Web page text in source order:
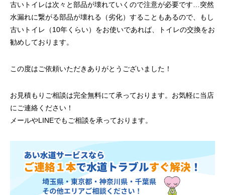
古いトイレは次々と部品が壊れていくので注意が必要です…突然
水漏れに繋がる部品が壊れる（劣化）することもあるので、もし
古いトイレ（10年くらい）をお使いであれば、トイレの交換をお
勧めしております。
この度はご依頼いただきありがとうございました！
お見積もりご相談は完全無料にて承っております。お気軽に当店
にご連絡ください！
メールやLINEでもご相談を承っております。